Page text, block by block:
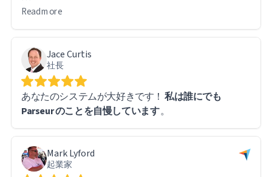
このソフトウェアは直感的で使いやすいです。特に便
利なのは、エクスポートされたレポート内の直接URL
リンクから元のファイルにアクセスできるため、必要
に応じて元の文書を簡単に参照できることです。
大量のデータを扱う中で、いくつか技術的な課題に遭
遇しましたが、Parseurのサポートチームは迅速かつ迅
速に対応してくれました。実際、ほとんどの問題はソ
フトウェアの制限ではなく、私自身の学習曲線に起因
全体的な使用感には非常に満足しており、大量の文書
Read more
Jace Curtis
社長
あなたのシステムが大好きです！ 私は誰にでも
Parseur のことを自慢しています。
Mark Lyford
起業家